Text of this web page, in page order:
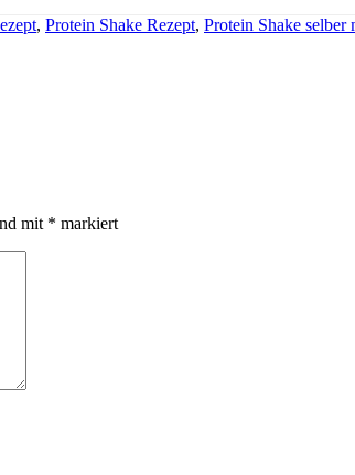
, Protein Shake Rezept, Protein Shake selber
mit * markiert